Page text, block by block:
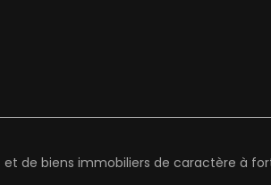
de biens immobiliers de caractère à